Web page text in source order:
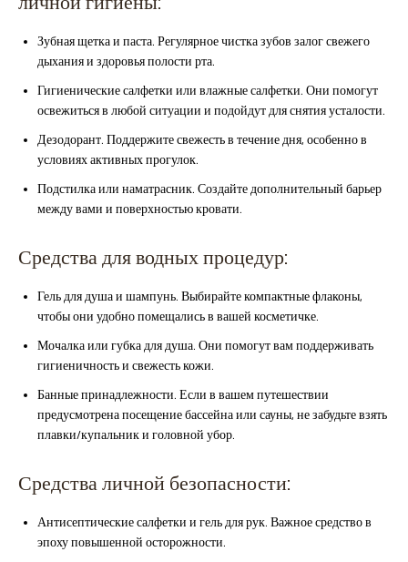
Зубная щетка и паста. Регулярное чистка зубов залог свежего
дыхания и здоровья полости рта.
Гигиенические салфетки или влажные салфетки. Они помогут
освежиться в любой ситуации и подойдут для снятия усталости.
Дезодорант. Поддержите свежесть в течение дня, особенно в
условиях активных прогулок.
Подстилка или наматрасник. Создайте дополнительный барьер
между вами и поверхностью кровати.
Средства для водных процедур:
Гель для душа и шампунь. Выбирайте компактные флаконы,
чтобы они удобно помещались в вашей косметичке.
Мочалка или губка для душа. Они помогут вам поддерживать
гигиеничность и свежесть кожи.
Банные принадлежности. Если в вашем путешествии
предусмотрена посещение бассейна или сауны, не забудьте взять
плавки/купальник и головной убор.
Средства личной безопасности:
Антисептические салфетки и гель для рук. Важное средство в
эпоху повышенной осторожности.